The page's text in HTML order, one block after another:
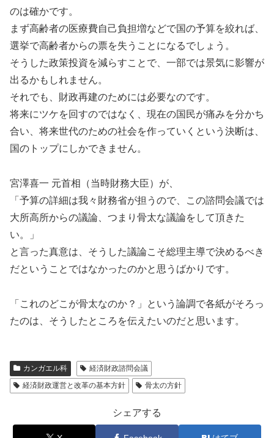
のは確かです。
まず高齢者の医療費自己負担増などで国の予算を絞れば、
選挙で高齢者からの票を失うことになるでしょう。
そうした政策投資を減らすことで、一部では景気に影響が
出るかもしれません。
それでも、財政再建のためには必要なのです。
将来にツケを回すのではなく、現在の国民が痛みを分かち
合い、将来世代のための社会を作っていくという決断は、
国のトップにしかできません。
宮澤喜一 元首相（当時財務大臣）が、
「予算の詳細は我々財務省が担うので、この諮問会議では
大所高所からの議論、つまり骨太な議論をして頂きた
い。」
と言った真意は、そうした議論こそ総理主導で決めるべき
だということではなかったのかと思うばかりです。
「これのどこが骨太なのか？」という論調で各紙がそろっ
たのは、そうしたところを伝えたいのだと思います。
カンガエル科
経済財政諮問会議
経済財政運営と改革の基本方針
骨太の方針
シェアする